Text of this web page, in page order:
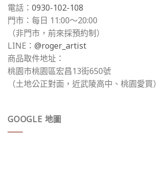
電話： 0930-102-108
門市：每日 11:00～20:00
（非門市，前來採預約制）
LINE： @roger_artist
商品取件地址：
桃園市桃園區宏昌13街650號
（土地公正對面，近武陵高中、桃園愛買）
GOOGLE 地圖